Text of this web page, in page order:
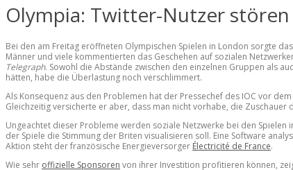
Olympia: Twitter-Nutzer
Bei den am Freitag eröffneten Olympischen Spielen in London sorgte
Männer und viele kommentierten das Geschehen auf sozialen
Telegraph. Sowohl die Abstände zwischen den einzelnen Gruppen als
hätten, habe die Überlastung noch verschlimmert.
Als Konsequenz aus den Problemen hat der Pressechef des IOC vor
Gleichzeitig versicherte er aber, dass man nicht vorhabe, die Zuschauer
Ungeachtet dieser Probleme werden soziale Netzwerke bei den
der Spiele die Stimmung der Briten visualisieren soll. Eine Software
Aktion steht der französische Energieversorger Électricité de France.
Wie sehr offizielle Sponsoren von ihrer Investition profitieren können,